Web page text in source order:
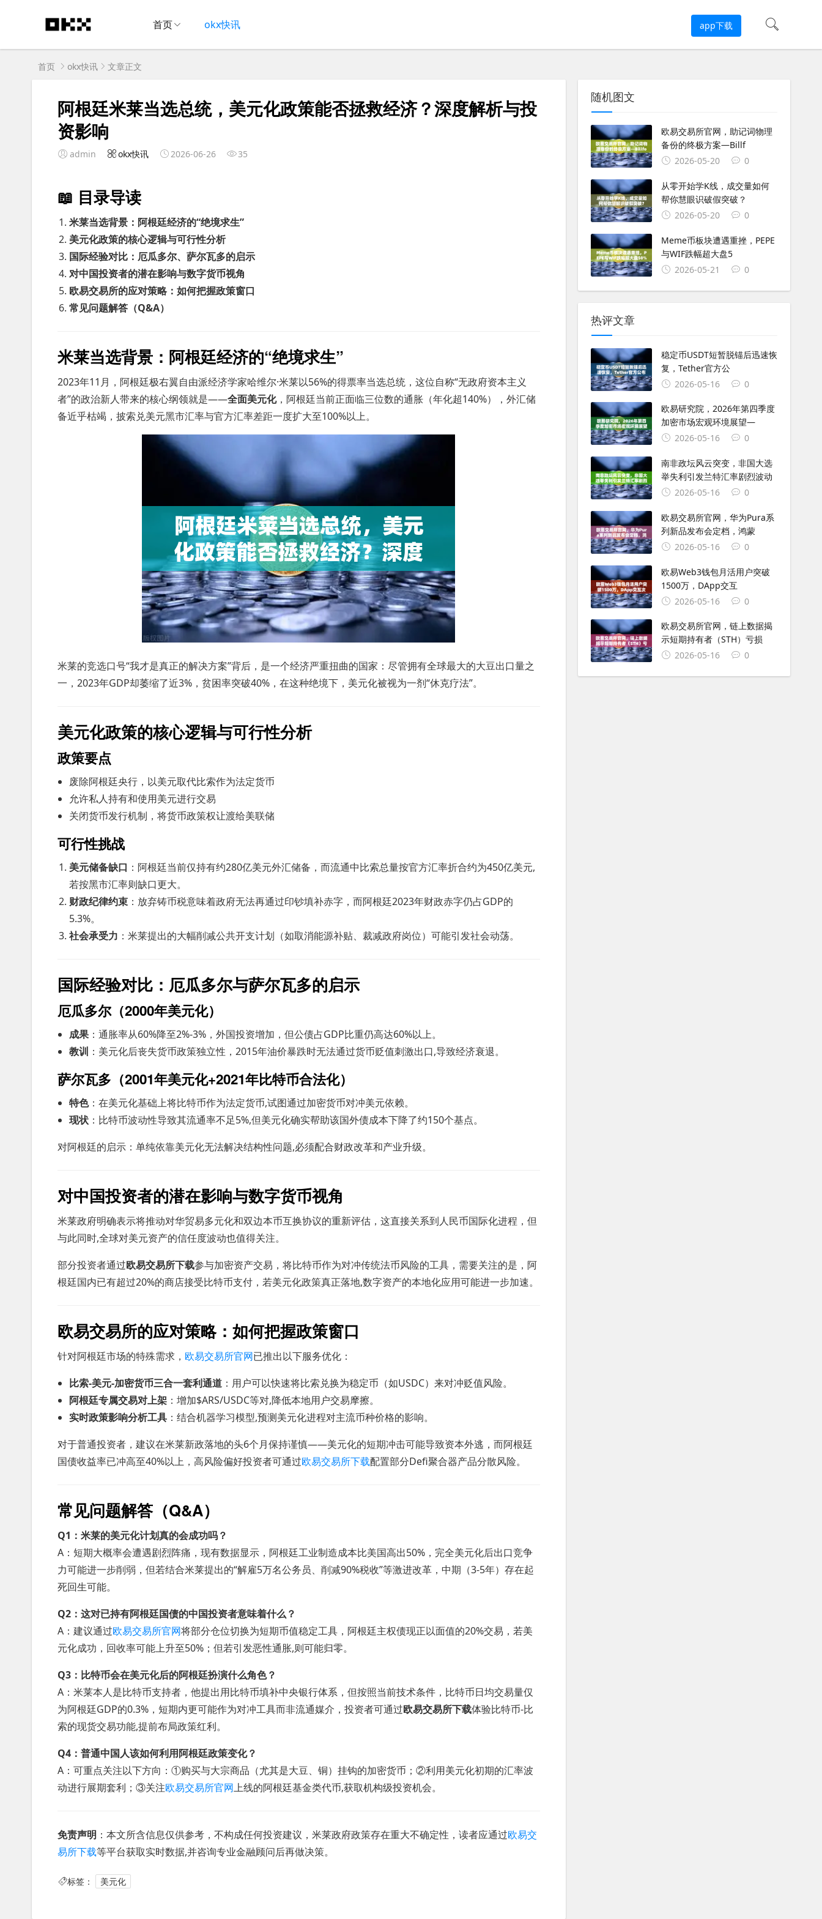
首页 okx快讯 app下载
首页 okx快讯 文章正文
阿根廷米莱当选总统，美元化政策能否拯救经济？深度解析与投
资影响
admin okx快讯 2026-06-26 35
📖 目录导读
米莱当选背景：阿根廷经济的“绝境求生”
美元化政策的核心逻辑与可行性分析
国际经验对比：厄瓜多尔、萨尔瓦多的启示
对中国投资者的潜在影响与数字货币视角
欧易交易所的应对策略：如何把握政策窗口
常见问题解答（Q&A）
米莱当选背景：阿根廷经济的“绝境求生”
2023年11月，阿根廷极右翼自由派经济学家哈维尔·米莱以56%的得票率当选总统，这位自称“无政府资本主义
者”的政治新人带来的核心纲领就是——全面美元化，阿根廷当前正面临三位数的通胀（年化超140%），外汇储
备近乎枯竭，披索兑美元黑市汇率与官方汇率差距一度扩大至100%以上。
米莱的竞选口号“我才是真正的解决方案”背后，是一个经济严重扭曲的国家：尽管拥有全球最大的大豆出口量之
一，2023年GDP却萎缩了近3%，贫困率突破40%，在这种绝境下，美元化被视为一剂“休克疗法”。
美元化政策的核心逻辑与可行性分析
政策要点
废除阿根廷央行，以美元取代比索作为法定货币
允许私人持有和使用美元进行交易
关闭货币发行机制，将货币政策权让渡给美联储
可行性挑战
美元储备缺口 ：阿根廷当前仅持有约280亿美元外汇储备，而流通中比索总量按官方汇率折合约为450亿美元,
若按黑市汇率则缺口更大。
财政纪律约束 ：放弃铸币税意味着政府无法再通过印钞填补赤字，而阿根廷2023年财政赤字仍占GDP的
5.3%。
社会承受力 ：米莱提出的大幅削减公共开支计划（如取消能源补贴、裁减政府岗位）可能引发社会动荡。
国际经验对比：厄瓜多尔与萨尔瓦多的启示
厄瓜多尔（2000年美元化）
成果 ：通胀率从60%降至2%-3%，外国投资增加，但公债占GDP比重仍高达60%以上。
教训 ：美元化后丧失货币政策独立性，2015年油价暴跌时无法通过货币贬值刺激出口,导致经济衰退。
萨尔瓦多（2001年美元化+2021年比特币合法化）
特色：在美元化基础上将比特币作为法定货币,试图通过加密货币对冲美元依赖。
现状 ：比特币波动性导致其流通率不足5%,但美元化确实帮助该国外债成本下降了约150个基点。
对阿根廷的启示：单纯依靠美元化无法解决结构性问题,必须配合财政改革和产业升级。
对中国投资者的潜在影响与数字货币视角
米莱政府明确表示将推动对华贸易多元化和双边本币互换协议的重新评估，这直接关系到人民币国际化进程，但
与此同时,全球对美元资产的信任度波动也值得关注。
部分投资者通过欧易交易所下载参与加密资产交易，将比特币作为对冲传统法币风险的工具，需要关注的是，阿
根廷国内已有超过20%的商店接受比特币支付，若美元化政策真正落地,数字资产的本地化应用可能进一步加速。
欧易交易所的应对策略：如何把握政策窗口
针对阿根廷市场的特殊需求， 欧易交易所官网已推出以下服务优化：
比索-美元-加密货币三合一套利通道 ：用户可以快速将比索兑换为稳定币（如USDC）来对冲贬值风险。
阿根廷专属交易对上架 ：增加$ARS/USDC等对,降低本地用户交易摩擦。
实时政策影响分析工具 ：结合机器学习模型,预测美元化进程对主流币种价格的影响。
对于普通投资者，建议在米莱新政落地的头6个月保持谨慎——美元化的短期冲击可能导致资本外逃，而阿根廷
国债收益率已冲高至40%以上，高风险偏好投资者可通过欧易交易所下载配置部分Defi聚合器产品分散风险。
常见问题解答（Q&A）
Q1：米莱的美元化计划真的会成功吗？
A：短期大概率会遭遇剧烈阵痛，现有数据显示，阿根廷工业制造成本比美国高出50%，完全美元化后出口竞争
力可能进一步削弱，但若结合米莱提出的“解雇5万名公务员、削减90%税收”等激进改革，中期（3-5年）存在起
死回生可能。
Q2：这对已持有阿根廷国债的中国投资者意味着什么？
A：建议通过欧易交易所官网将部分仓位切换为短期币值稳定工具，阿根廷主权债现正以面值的20%交易，若美
元化成功，回收率可能上升至50%；但若引发恶性通胀,则可能归零。
Q3：比特币会在美元化后的阿根廷扮演什么角色？
A：米莱本人是比特币支持者，他提出用比特币填补中央银行体系，但按照当前技术条件，比特币日均交易量仅
为阿根廷GDP的0.3%，短期内更可能作为对冲工具而非流通媒介，投资者可通过欧易交易所下载体验比特币-比
索的现货交易功能,提前布局政策红利。
Q4：普通中国人该如何利用阿根廷政策变化？
A：可重点关注以下方向：①购买与大宗商品（尤其是大豆、铜）挂钩的加密货币；②利用美元化初期的汇率波
动进行展期套利；③关注欧易交易所官网上线的阿根廷基金类代币,获取机构级投资机会。
免责声明 ：本文所含信息仅供参考，不构成任何投资建议，米莱政府政策存在重大不确定性，读者应通过欧易交
易所下载等平台获取实时数据,并咨询专业金融顾问后再做决策。
标签： 美元化
随机图文
欧易交易所官网，助记词物理
备份的终极方案—Billf
2026-05-20
0
从零开始学K线，成交量如何
帮你慧眼识破假突破？
2026-05-20
0
Meme币板块遭遇重挫，PEPE
与WIF跌幅超大盘5
2026-05-21
0
热评文章
稳定币USDT短暂脱锚后迅速恢
复，Tether官方公
2026-05-16
0
欧易研究院，2026年第四季度
加密市场宏观环境展望—
2026-05-16
0
南非政坛风云突变，非国大选
举失利引发兰特汇率剧烈波动
2026-05-16
0
欧易交易所官网，华为Pura系
列新品发布会定档，鸿蒙
2026-05-16
0
欧易Web3钱包月活用户突破
1500万，DApp交互
2026-05-16
0
欧易交易所官网，链上数据揭
示短期持有者（STH）亏损
2026-05-16
0